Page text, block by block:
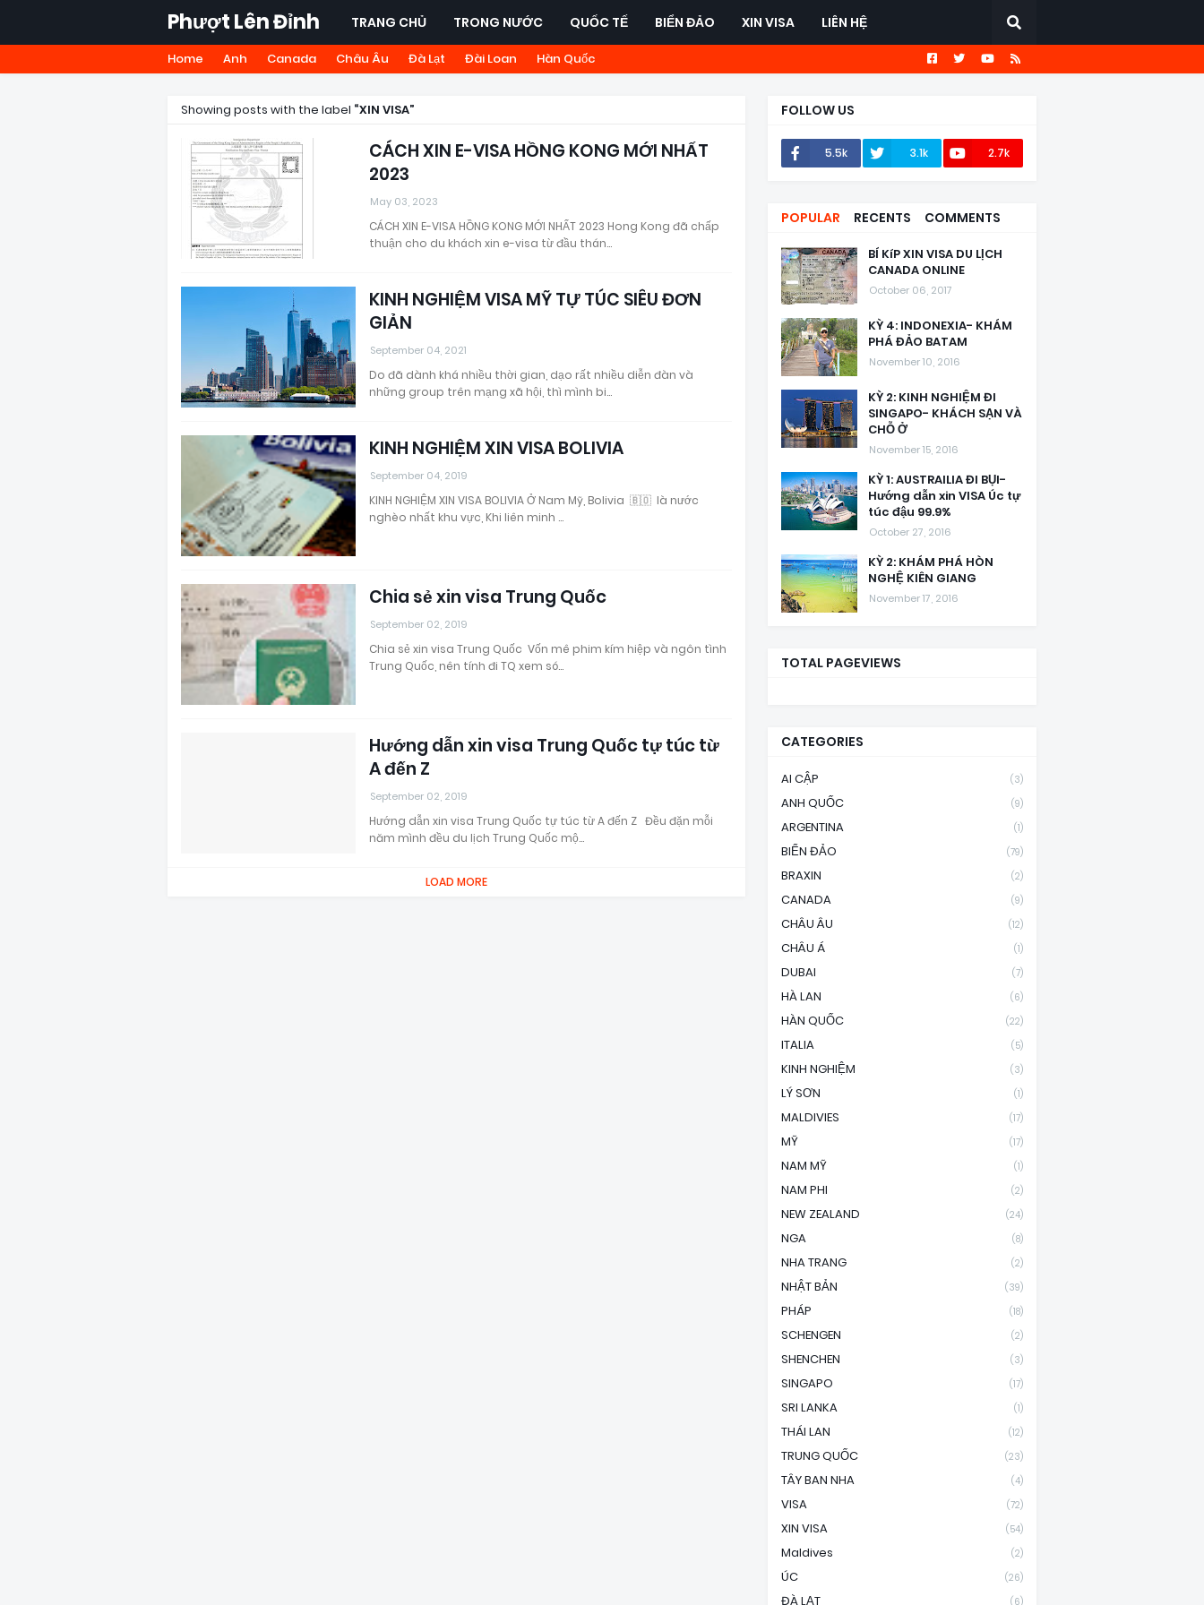
Phượt Lên Đỉnh TRANG CHỦ TRONG NƯỚC QUỐC TẾ BIỂN ĐẢO XIN VISA LIÊN HỆ
Home Anh Canada Châu Âu Đà Lạt Đài Loan Hàn Quốc
Showing posts with the label XIN VISA
CÁCH XIN E-VISA HỒNG KONG MỚI NHẤT
2023
May 03, 2023
CÁCH XIN E-VISA HỒNG KONG MỚI NHẤT 2023 Hong Kong đã chấp
thuận cho du khách xin e-visa từ đầu thán…
KINH NGHIỆM VISA MỸ TỰ TÚC SIÊU ĐƠN
GIẢN
September 04, 2021
Do đã dành khá nhiều thời gian, dạo rất nhiều diễn đàn và
những group trên mạng xã hội, thì mình bi…
KINH NGHIỆM XIN VISA BOLIVIA
September 04, 2019
KINH NGHIỆM XIN VISA BOLIVIA Ở Nam Mỹ, Bolivia 🇧🇴 là nước
nghèo nhất khu vực, Khi liên minh …
Chia sẻ xin visa Trung Quốc
September 02, 2019
Chia sẻ xin visa Trung Quốc Vốn mê phim kím hiệp và ngôn tình
Trung Quốc, nên tính đi TQ xem só…
Hướng dẫn xin visa Trung Quốc tự túc từ
A đến Z
September 02, 2019
Hướng dẫn xin visa Trung Quốc tự túc từ A đến Z Đều đặn mỗi
năm mình đều du lịch Trung Quốc mộ…
LOAD MORE
FOLLOW US
5.5k 3.1k 2.7k
POPULAR RECENTS COMMENTS
BÍ KíP XIN VISA DU LỊCH
CANADA ONLINE
October 06, 2017
KỲ 4: INDONEXIA- KHÁM
PHÁ ĐẢO BATAM
November 10, 2016
KỲ 2: KINH NGHIỆM ĐI
SINGAPO- KHÁCH SẠN VÀ
CHỖ Ở
November 15, 2016
KỲ 1: AUSTRAILIA ĐI BỤI-
Hướng dẫn xin VISA Úc tự
túc đậu 99.9%
October 27, 2016
KỲ 2: KHÁM PHÁ HÒN
NGHỆ KIÊN GIANG
November 17, 2016
TOTAL PAGEVIEWS
CATEGORIES
AI CẬP (3)
ANH QUỐC (9)
ARGENTINA (1)
BIỂN ĐẢO (79)
BRAXIN (2)
CANADA (9)
CHÂU ÂU (12)
CHÂU Á (1)
DUBAI (7)
HÀ LAN (6)
HÀN QUỐC (22)
ITALIA (5)
KINH NGHIỆM (3)
LÝ SƠN (1)
MALDIVIES (17)
MỸ (17)
NAM MỸ (1)
NAM PHI (2)
NEW ZEALAND (24)
NGA (8)
NHA TRANG (2)
NHẬT BẢN (39)
PHÁP (18)
SCHENGEN (2)
SHENCHEN (3)
SINGAPO (17)
SRI LANKA (1)
THÁI LAN (12)
TRUNG QUỐC (23)
TÂY BAN NHA (4)
VISA (72)
XIN VISA (54)
Maldives (2)
ÚC (26)
ĐÀ LẠT (6)